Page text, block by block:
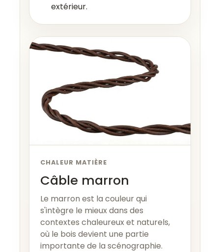
extérieur.
CHALEUR MATIÈRE
Câble marron
Le marron est la couleur qui
s'intègre le mieux dans des
contextes chaleureux et naturels,
où le bois devient une partie
importante de la scénographie.